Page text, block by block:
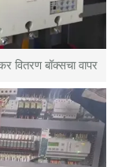
वितरण बॉक्सचा वापर